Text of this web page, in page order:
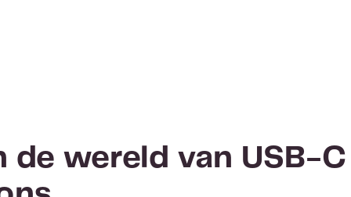
de wereld van USB-C